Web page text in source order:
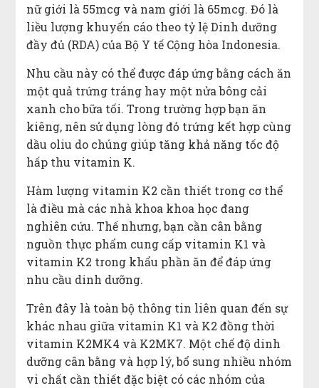
nữ giới là 55mcg và nam giới là 65mcg. Đó là
liều lượng khuyến cáo theo tỷ lệ Dinh dưỡng
đầy đủ (RDA) của Bộ Y tế Cộng hòa Indonesia.
Nhu cầu này có thể được đáp ứng bằng cách ăn
một quả trứng tráng hay một nửa bông cải
xanh cho bữa tối. Trong trường hợp bạn ăn
kiêng, nên sử dụng lòng đỏ trứng kết hợp cùng
dầu oliu do chúng giúp tăng khả năng tốc độ
hấp thu vitamin K.
Hàm lượng vitamin K2 cần thiết trong cơ thể
là điều mà các nhà khoa khoa học đang
nghiên cứu. Thế nhưng, bạn cần cân bằng
nguồn thực phẩm cung cấp vitamin K1 và
vitamin K2 trong khẩu phần ăn để đáp ứng
nhu cầu dinh dưỡng.
Trên đây là toàn bộ thông tin liên quan đến sự
khác nhau giữa vitamin K1 và K2 đồng thời
vitamin K2MK4 và K2MK7. Một chế độ dinh
dưỡng cân bằng và hợp lý, bổ sung nhiều nhóm
vi chất cần thiết đặc biệt có các nhóm của